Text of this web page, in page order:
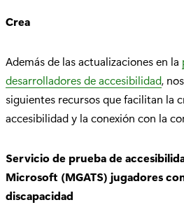
Crea
Además de las actualizaciones en la
desarrolladores de accesibilidad,
siguientes recursos que facilitan la
accesibilidad y la conexión con la
Servicio de prueba de
Microsoft (MGATS) jugadores
discapacidad